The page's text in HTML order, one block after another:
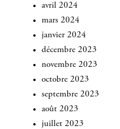
avril 2024
mars 2024
janvier 2024
décembre 2023
novembre 2023
octobre 2023
septembre 2023
août 2023
juillet 2023